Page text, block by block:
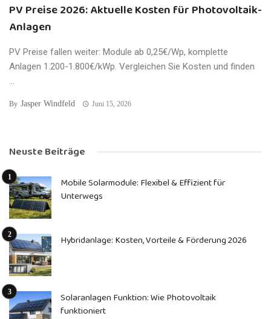
PV Preise 2026: Aktuelle Kosten für Photovoltaik-
Anlagen
PV Preise fallen weiter: Module ab 0,25€/Wp, komplette
Anlagen 1.200-1.800€/kWp. Vergleichen Sie Kosten und finden
By Jasper Windfeld Juni 15, 2026
Neuste Beiträge
Mobile Solarmodule: Flexibel & Effizient für
Unterwegs
Hybridanlage: Kosten, Vorteile & Förderung 2026
Solaranlagen Funktion: Wie Photovoltaik
funktioniert